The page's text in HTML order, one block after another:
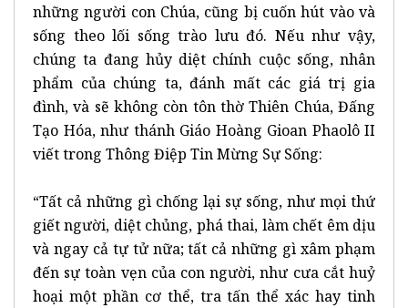
những người con Chúa, cũng bị cuốn hút vào và
sống theo lối sống trào lưu đó. Nếu như vậy,
chúng ta đang hủy diệt chính cuộc sống, nhân
phẩm của chúng ta, đánh mất các giá trị gia
đình, và sẽ không còn tôn thờ Thiên Chúa, Đấng
Tạo Hóa, như thánh Giáo Hoàng Gioan Phaolô II
viết trong Thông Điệp Tin Mừng Sự Sống:
“Tất cả những gì chống lại sự sống, như mọi thứ
giết người, diệt chủng, phá thai, làm chết êm dịu
và ngay cả tự tử nữa; tất cả những gì xâm phạm
đến sự toàn vẹn của con người, như cưa cắt huỷ
hoại một phần cơ thể, tra tấn thể xác hay tinh